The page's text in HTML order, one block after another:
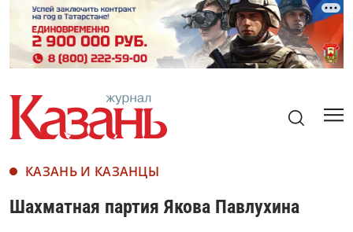
КАЗАНЬ И КАЗАНЦЫ
Шахматная партия Якова Павлухина